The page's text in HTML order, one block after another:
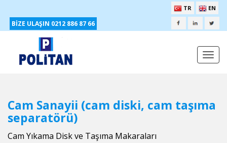
TR EN
BİZE ULAŞIN 0212 886 87 66
Cam Sanayii (cam diski, cam taşıma
separatörü)
Cam Yıkama Disk ve Taşıma Makaraları